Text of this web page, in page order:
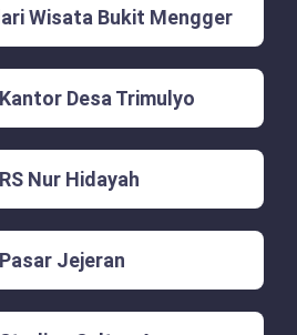
Wisata Bukit Mengger
Desa Trimulyo
Nur Hidayah
Jejeran